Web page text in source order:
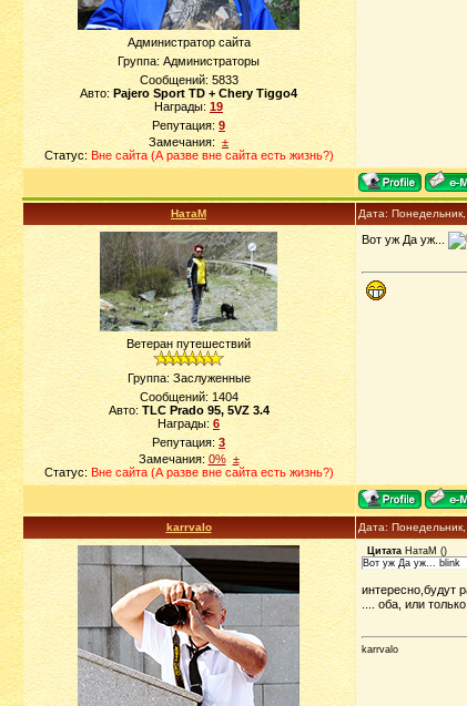
Администратор сайта
Группа: Администраторы
Сообщений: 5833
Авто: Pajero Sport TD + Chery Tiggo4
Награды: 19
Репутация: 9
Замечания: ±
Статус: Вне сайта (А разве вне сайта есть жизнь?)
НатаМ Дата:
Ветеран путешествий
Группа: Заслуженные
Сообщений: 1404
Авто: TLC Prado 95, 5VZ 3.4
Награды: 6
Репутация:3
Замечания:0% ±
Статус: Вне сайта (А разве вне сайта есть жизнь?)
Вот уж Да уж...
karrvalo Дата:
Цитата НатаМ ()
Вот уж Да уж... blink
интересно,будут
.... оба, или
karrvalo